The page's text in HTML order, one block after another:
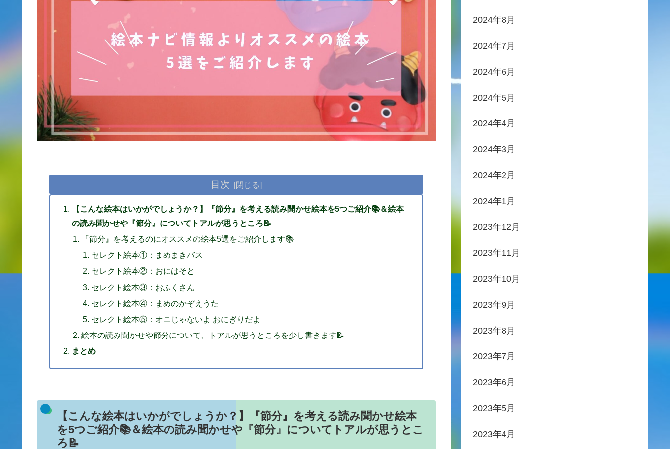
目次
【こんな絵本はいかがでしょうか？】『節分』を考える読み聞かせ絵本を5つご紹介📚＆絵本
の読み聞かせや『節分』についてトアルが思うところ📝
『節分』を考えるのにオススメの絵本5選をご紹介します📚
セレクト絵本①：まめまきバス
セレクト絵本②：おにはそと
セレクト絵本③：おふくさん
セレクト絵本④：まめのかぞえうた
セレクト絵本⑤：オニじゃないよ おにぎりだよ
絵本の読み聞かせや節分について、トアルが思うところを少し書きます📝
まとめ
【こんな絵本はいかがでしょうか？】『節分』を考える読み聞かせ絵本
を5つご紹介📚＆絵本の読み聞かせや『節分』についてトアルが思うとこ
ろ📝
2024年8月
2024年7月
2024年6月
2024年5月
2024年4月
2024年3月
2024年2月
2024年1月
2023年12月
2023年11月
2023年10月
2023年9月
2023年8月
2023年7月
2023年6月
2023年5月
2023年4月